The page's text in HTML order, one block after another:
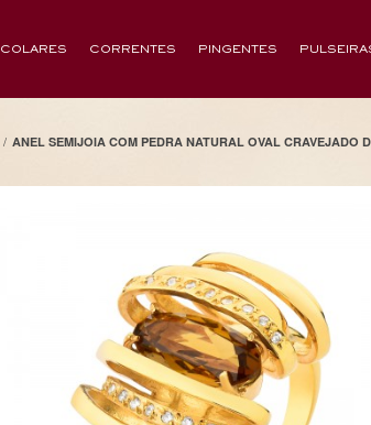
COLARES CORRENTES PINGENTES
/ ANEL SEMIJOIA COM PEDRA NATURAL OVAL CRAVEJADO